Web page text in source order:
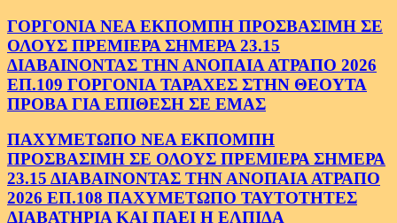
ΓΟΡΓΟΝΙΑ ΝΕΑ ΕΚΠΟΜΠΗ ΠΡΟΣΒΑΣΙΜΗ ΣΕ
ΟΛΟΥΣ ΠΡΕΜΙΕΡΑ ΣΗΜΕΡΑ 23.15
ΔΙΑΒΑΙΝΟΝΤΑΣ ΤΗΝ ΑΝΟΠΑΙΑ ΑΤΡΑΠΟ 2026
ΕΠ.109 ΓΟΡΓΟΝΙΑ ΤΑΡΑΧΕΣ ΣΤΗΝ ΘΕΟΥΤΑ
ΠΡΟΒΑ ΓΙΑ ΕΠΙΘΕΣΗ ΣΕ ΕΜΑΣ
ΠΑΧΥΜΕΤΩΠΟ ΝΕΑ ΕΚΠΟΜΠΗ
ΠΡΟΣΒΑΣΙΜΗ ΣΕ ΟΛΟΥΣ ΠΡΕΜΙΕΡΑ ΣΗΜΕΡΑ
23.15 ΔΙΑΒΑΙΝΟΝΤΑΣ ΤΗΝ ΑΝΟΠΑΙΑ ΑΤΡΑΠΟ
2026 ΕΠ.108 ΠΑΧΥΜΕΤΩΠΟ ΤΑΥΤΟΤΗΤΕΣ
ΔΙΑΒΑΤΗΡΙΑ ΚΑΙ ΠΑΕΙ Η ΕΛΠΙΔΑ